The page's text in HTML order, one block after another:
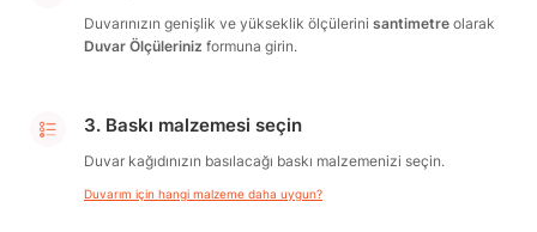
Duvarınızın genişlik ve yükseklik ölçülerini santimetre olarak
Duvar Ölçüleriniz formuna girin.
3. Baskı malzemesi seçin
Duvar kağıdınızın basılacağı baskı malzemenizi seçin.
Duvarım için hangi malzeme daha uygun?